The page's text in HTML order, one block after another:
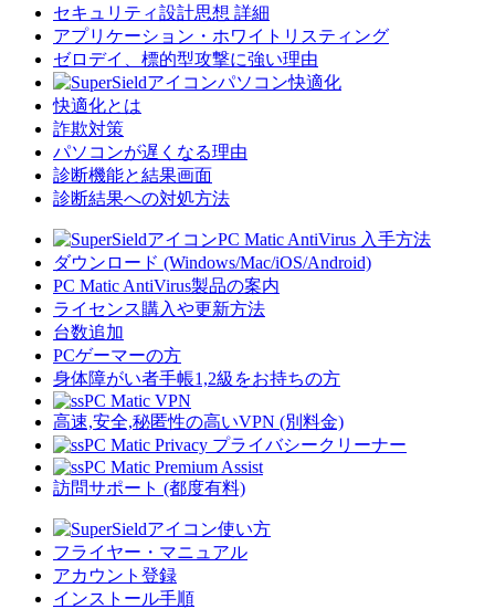
セキュリティ設計思想 詳細
アプリケーション・ホワイトリスティング
ゼロデイ、標的型攻撃に強い理由
パソコン快適化
快適化とは
詐欺対策
パソコンが遅くなる理由
診断機能と結果画面
診断結果への対処方法
PC Matic AntiVirus 入手方法
ダウンロード (Windows/Mac/iOS/Android)
PC Matic AntiVirus製品の案内
ライセンス購入や更新方法
台数追加
PCゲーマーの方
身体障がい者手帳1,2級をお持ちの方
PC Matic VPN
高速,安全,秘匿性の高いVPN (別料金)
PC Matic Privacy プライバシークリーナー
PC Matic Premium Assist
訪問サポート (都度有料)
使い方
フライヤー・マニュアル
アカウント登録
インストール手順